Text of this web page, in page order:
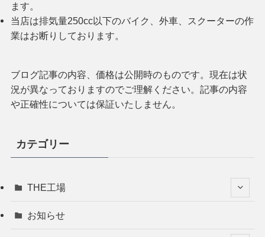
ます。
当店は排気量250cc以下のバイク、外車、スクーターの作
業はお断りしております。
ブログ記事の内容、価格は公開時のものです。現在は状
況が異なっておりますのでご理解ください。記事の内容
や正確性については保証いたしません。
カテゴリー
THE工場
お知らせ